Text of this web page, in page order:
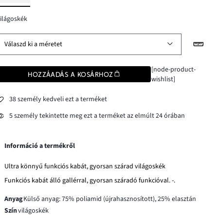
Válaszd ki a méretet
HOZZÁADÁS A KOSÁRHOZ
[node-product-
wishlist]
38 személy kedveli ezt a terméket
5 személy tekintette meg ezt a terméket az elmúlt 24 órában
Információ a termékről
Ultra könnyű funkciós kabát, gyorsan szárad világoskék
Funkciós kabát álló gallérral, gyorsan száradó funkcióval. -.
AnyagKülső anyag: 75% poliamid (újrahasznosított), 25% elasztán
Színvilágoskék